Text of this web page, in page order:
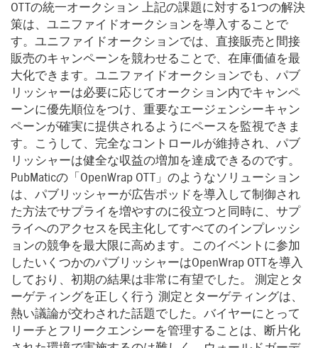
OTTの統一オークション 上記の課題に対する1つの解決
策は、ユニファイドオークションを導入することで
す。ユニファイドオークションでは、直接販売と間接
販売のキャンペーンを競わせることで、在庫価値を最
大化できます。ユニファイドオークションでも、パブ
リッシャーは必要に応じてオークション内でキャンペ
ーンに優先順位をつけ、重要なエージェンシーキャン
ペーンが確実に提供されるようにペースを監視できま
す。こうして、完全なコントロールが維持され、パブ
リッシャーは健全な収益の増加を達成できるのです。
PubMaticの「OpenWrap OTT」のようなソリューション
は、パブリッシャーが広告ポッドを導入して制御され
た方法でサプライを増やすのに役立つと同時に、サプ
ライへのアクセスを民主化してすべてのインプレッシ
ョンの競争を最大限に高めます。このイベントに参加
したいくつかのパブリッシャーはOpenWrap OTTを導入
しており、初期の結果は非常に有望でした。 測定とタ
ーゲティングを正しく行う 測定とターゲティングは、
熱い議論が交わされた話題でした。バイヤーにとって
リーチとフリークエンシーを管理することは、断片化